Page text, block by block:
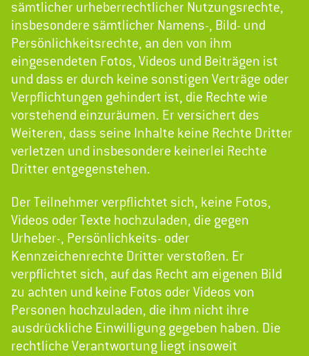
sämtlicher urheberrechtlicher Nutzungsrechte,
insbesondere sämtlicher Namens-, Bild- und
Persönlichkeitsrechte, an den von ihm
eingesendeten Fotos, Videos und Beiträgen ist
und dass er durch keine sonstigen Verträge oder
Verpflichtungen gehindert ist, die Rechte wie
vorstehend einzuräumen. Er versichert des
Weiteren, dass seine Inhalte keine Rechte Dritter
verletzen und insbesondere keinerlei Rechte
Dritter entgegenstehen.
Der Teilnehmer verpflichtet sich, keine Fotos,
Videos oder Texte hochzuladen, die gegen
Urheber-, Persönlichkeits- oder
Kennzeichenrechte Dritter verstoßen. Er
verpflichtet sich, auf das Recht am eigenen Bild
zu achten und keine Fotos oder Videos von
Personen hochzuladen, die ihm nicht ihre
ausdrückliche Einwilligung gegeben haben. Die
rechtliche Verantwortung liegt insoweit